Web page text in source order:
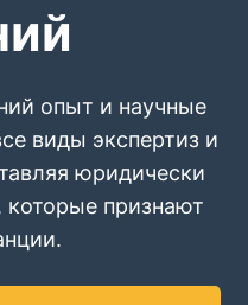
опыт и научные
виды экспертиз и
юридически
признают